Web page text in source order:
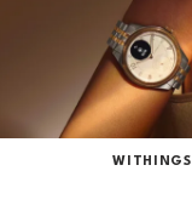
WITHINGS